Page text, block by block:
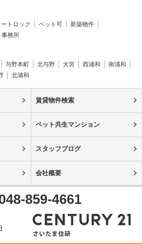
ートロック ペット可
新築物件
事務所
与野本町 北与野 大宮 西浦和
南浦和
北浦和
賃貸物件検索
ペット共生マンション
スタッフブログ
会社概要
859-4661